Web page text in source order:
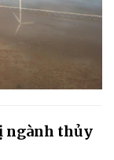
ngành thủy